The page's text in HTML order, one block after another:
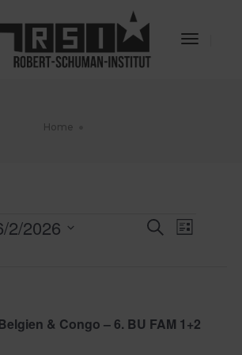
Toggle
Home
Suche
Liste
2/2026
& Congo – 6. BU FAM 1+2